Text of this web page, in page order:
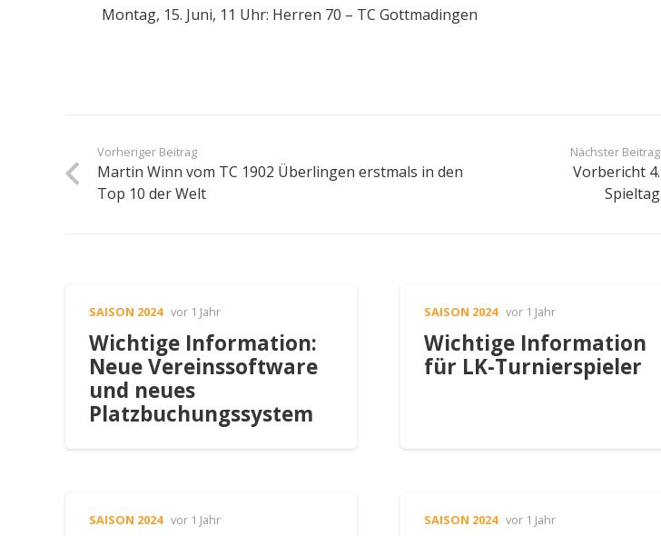
Montag, 15. Juni, 11 Uhr: Herren 70 – TC Gottmadingen
Vorheriger Beitrag
Martin Winn vom TC 1902 Überlingen erstmals in den
Top 10 der Welt
Nächster Beitrag
Vorbericht 4.
Spieltag
SAISON 2024 vor 1 Jahr
Wichtige Information:
Neue Vereinssoftware
und neues
Platzbuchungssystem
SAISON 2024 vor 1 Jahr
Wichtige Information
für LK-Turnierspieler
SAISON 2024 vor 1 Jahr SAISON 2024 vor 1 Jahr